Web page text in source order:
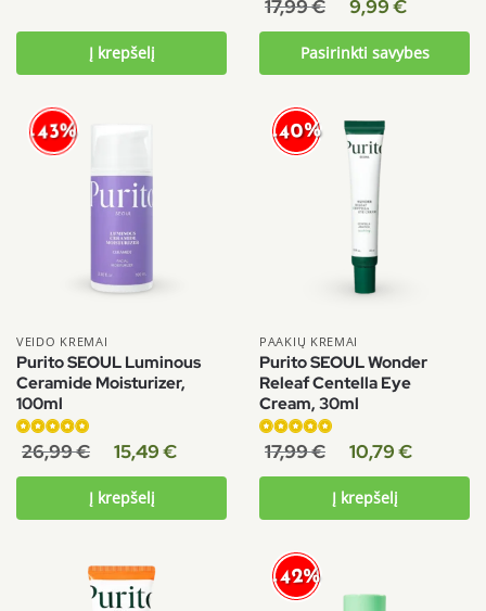
Į krepšelį
5.00
17,99€ 9,99€
Pasirinkti savybes
-43%
VEIDO KREMAI
Purito SEOUL Luminous
Ceramide Moisturizer,
100ml
Įvertinimas:
26,99€ 15,49€
Į krepšelį
-40%
PAAKIŲ KREMAI
Purito SEOUL Wonder
Releaf Centella Eye
Cream, 30ml
Įvertinimas:
17,99€ 10,79€
Į krepšelį
-42%